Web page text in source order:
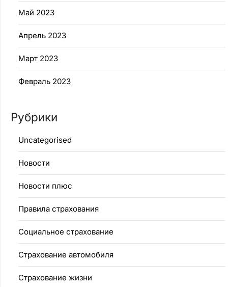
Май 2023
Апрель 2023
Март 2023
Февраль 2023
Рубрики
Uncategorised
Новости
Новости плюс
Правила страхования
Социальное страхование
Страхование автомобиля
Страхование жизни